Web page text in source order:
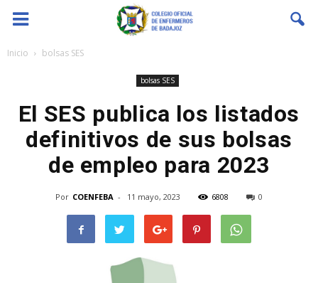
Coenfeba
Inicio bolsas SES
bolsas SES
El SES publica los listados
definitivos de sus bolsas
de empleo para 2023
Por COENFEBA - 11 mayo, 2023 6808 0